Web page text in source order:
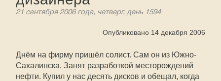
21 сентября 2006 года, четверг, день 1594
Опубликовано 14 декабря 2006
Днём на фирму пришёл солист. Сам он из Южно-
Сахалинска. Занят разработкой месторождений
нефти. Купил у нас десять дисков и обещал, когда